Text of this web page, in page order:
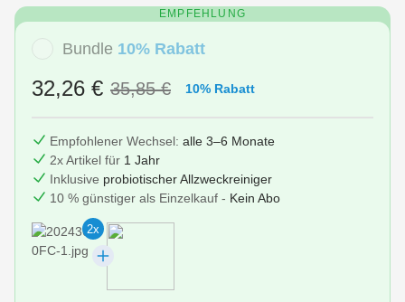
EMPFEHLUNG
Bundle 10% Rabatt
32,26 € 35,85 € 10% Rabatt
Empfohlener Wechsel: alle 3–6 Monate
2x Artikel für 1 Jahr
Inklusive probiotischer Allzweckreiniger
10 % günstiger als Einzelkauf - Kein Abo
2x